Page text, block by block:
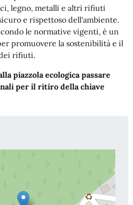
legno, metalli e altri rifiuti
e rispettoso dell'ambiente.
le normative vigenti, è un
promuovere la sostenibilità e il
rifiuti.
piazzola ecologica passare
per il ritiro della chiave